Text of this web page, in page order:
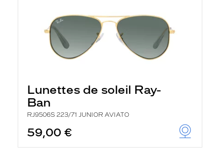
Lunettes de soleil Ray-
Ban
RJ9506S 223/71 JUNIOR AVIATO
59,00 €